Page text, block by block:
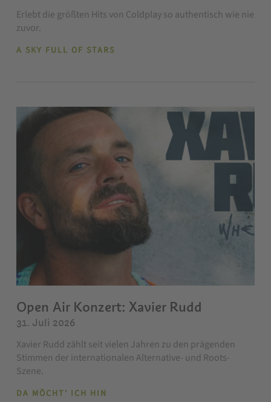
Erlebt die größten Hits von Coldplay so authentisch wie nie
zuvor.
A SKY FULL OF STARS
Open Air Konzert: Xavier Rudd
31. Juli 2026
Xavier Rudd zählt seit vielen Jahren zu den prägenden
Stimmen der internationalen Alternative- und Roots-
Szene.
DA MÖCHT' ICH HIN